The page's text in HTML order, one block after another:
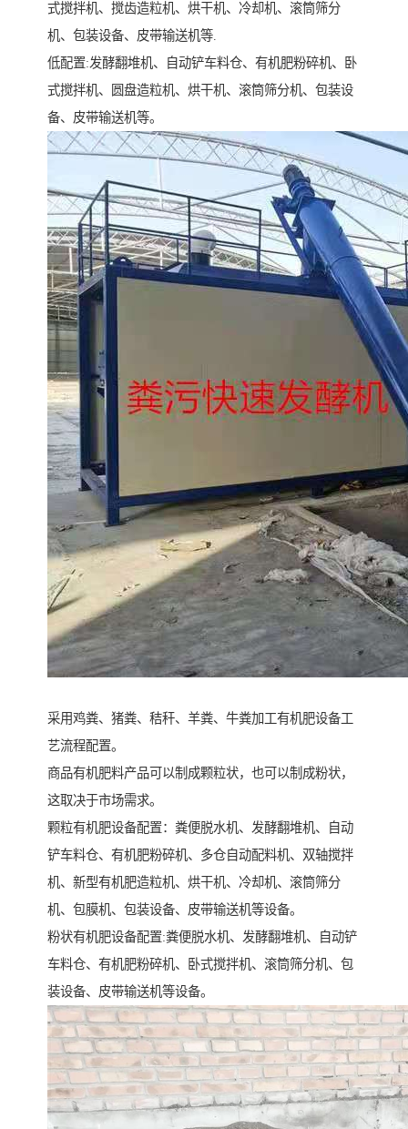
式搅拌机、搅齿造粒机、烘干机、冷却机、滚筒筛分
机、包装设备、皮带输送机等.
低配置:发酵翻堆机、自动铲车料仓、有机肥粉碎机、卧
式搅拌机、圆盘造粒机、烘干机、滚筒筛分机、包装设
备、皮带输送机等。
采用鸡粪、猪粪、秸秆、羊粪、牛粪加工有机肥设备工
艺流程配置。
商品有机肥料产品可以制成颗粒状，也可以制成粉状，
这取决于市场需求。
颗粒有机肥设备配置：粪便脱水机、发酵翻堆机、自动
铲车料仓、有机肥粉碎机、多仓自动配料机、双轴搅拌
机、新型有机肥造粒机、烘干机、冷却机、滚筒筛分
机、包膜机、包装设备、皮带输送机等设备。
粉状有机肥设备配置:粪便脱水机、发酵翻堆机、自动铲
车料仓、有机肥粉碎机、卧式搅拌机、滚筒筛分机、包
装设备、皮带输送机等设备。